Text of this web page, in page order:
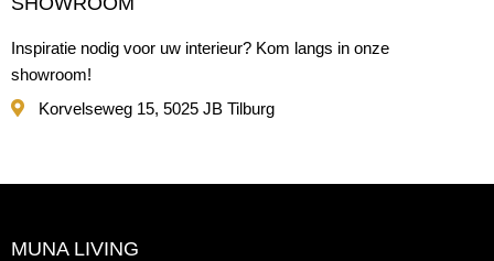
Inspiratie nodig voor uw interieur? Kom langs in onze
showroom!
Korvelseweg 15, 5025 JB Tilburg
MUNA LIVING